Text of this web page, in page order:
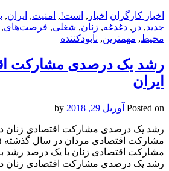
اخبار کارگران اخبار , است!, امنیت, ایران,
جدید, در , دغدغه, زنان, شغلی, فرصت‌های,
محیط, مهمترین, نابودکننده
رشد یک درصدی مشارکت
ایران
Posted on آوریل 29, 2018
رشد یک درصدی مشارکت اقتصادی زنان در
رشد یک درصدی مشارکت اقتصادی زنان